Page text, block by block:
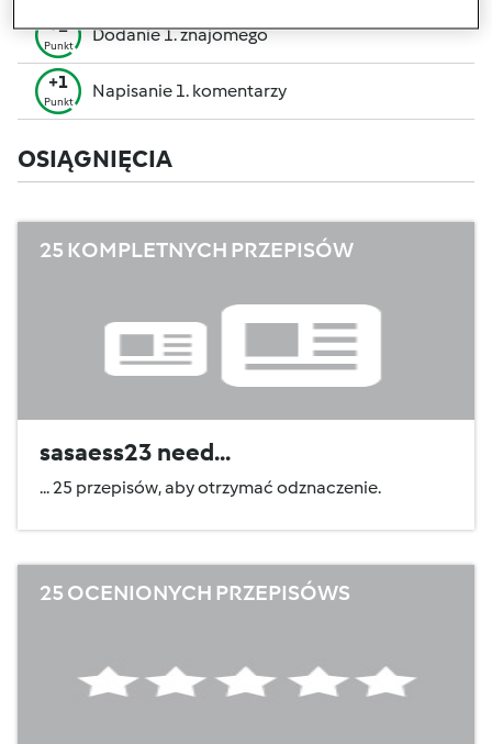
+1
Punkt
Dodanie 1. znajomego
+1
Punkt
Napisanie 1. komentarzy
OSIĄGNIĘCIA
25 KOMPLETNYCH PRZEPISÓW
sasaess23 need...
... 25 przepisów, aby otrzymać odznaczenie.
25 OCENIONYCH PRZEPISÓWS